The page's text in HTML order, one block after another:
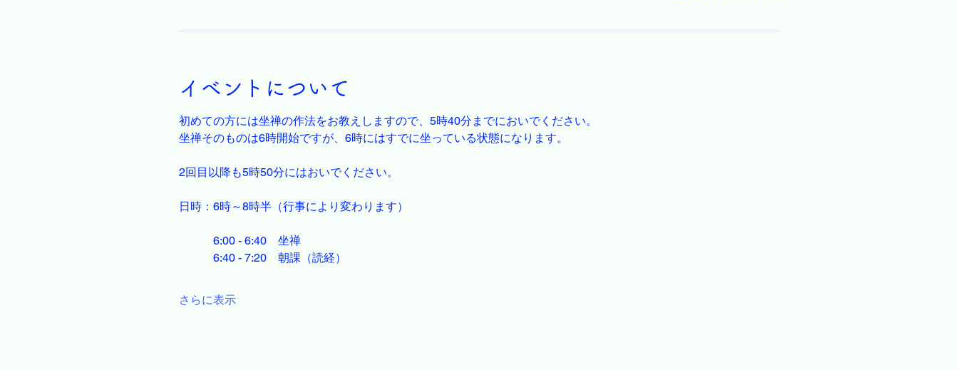
イベントについて
初めての方には坐禅の作法をお教えしますので、5時40分までにおいでください。
坐禅そのものは6時開始ですが、6時にはすでに坐っている状態になります。
2回目以降も5時50分にはおいでください。
日時：6時～8時半（行事により変わります）
6:00 - 6:40　坐禅
6:40 - 7:20　朝課（読経）
さらに表示